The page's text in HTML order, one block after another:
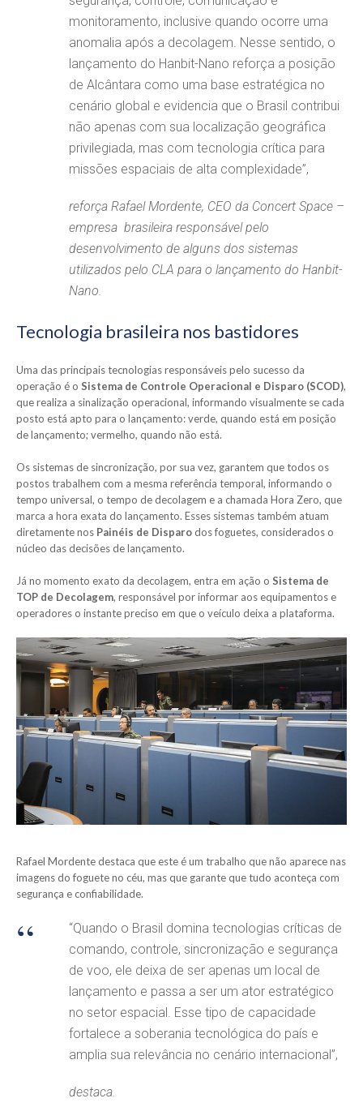
monitoramento, inclusive quando ocorre uma
anomalia após a decolagem. Nesse sentido, o
lançamento do Hanbit-Nano reforça a posição
de Alcântara como uma base estratégica no
cenário global e evidencia que o Brasil contribui
não apenas com sua localização geográfica
privilegiada, mas com tecnologia crítica para
missões espaciais de alta complexidade”,
reforça Rafael Mordente, CEO da Concert Space –
empresa brasileira responsável pelo
desenvolvimento de alguns dos sistemas
utilizados pelo CLA para o lançamento do Hanbit-
Nano.
Tecnologia brasileira nos bastidores
Uma das principais tecnologias responsáveis pelo sucesso da
operação é o Sistema de Controle Operacional e Disparo (SCOD),
que realiza a sinalização operacional, informando visualmente se cada
posto está apto para o lançamento: verde, quando está em posição
de lançamento; vermelho, quando não está.
Os sistemas de sincronização, por sua vez, garantem que todos os
postos trabalhem com a mesma referência temporal, informando o
tempo universal, o tempo de decolagem e a chamada Hora Zero, que
marca a hora exata do lançamento. Esses sistemas também atuam
diretamente nos Painéis de Disparodos foguetes, considerados o
núcleo das decisões de lançamento.
Já no momento exato da decolagem, entra em ação o Sistema de
TOP de Decolagem, responsável por informar aos equipamentos e
operadores o instante preciso em que o veículo deixa a plataforma.
Rafael Mordente destaca que este é um trabalho que não aparece nas
imagens do foguete no céu, mas que garante que tudo aconteça com
segurança e confiabilidade.
“Quando o Brasil domina tecnologias críticas de
comando, controle, sincronização e segurança
de voo, ele deixa de ser apenas um local de
lançamento e passa a ser um ator estratégico
no setor espacial. Esse tipo de capacidade
fortalece a soberania tecnológica do país e
amplia sua relevância no cenário internacional”,
destaca.